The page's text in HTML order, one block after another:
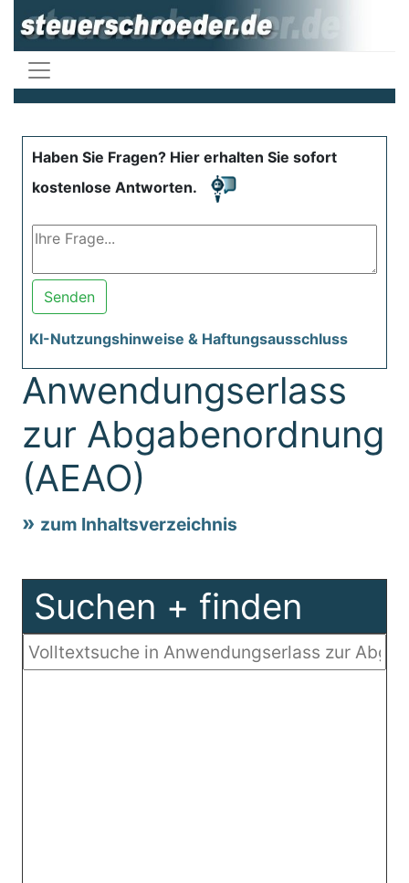
Haben Sie Fragen? Hier erhalten Sie sofort
kostenlose Antworten.
Senden
KI-Nutzungshinweise & Haftungsausschluss
Anwendungserlass
zur Abgabenordnung
(AEAO)
zum Inhaltsverzeichnis
Suchen + finden